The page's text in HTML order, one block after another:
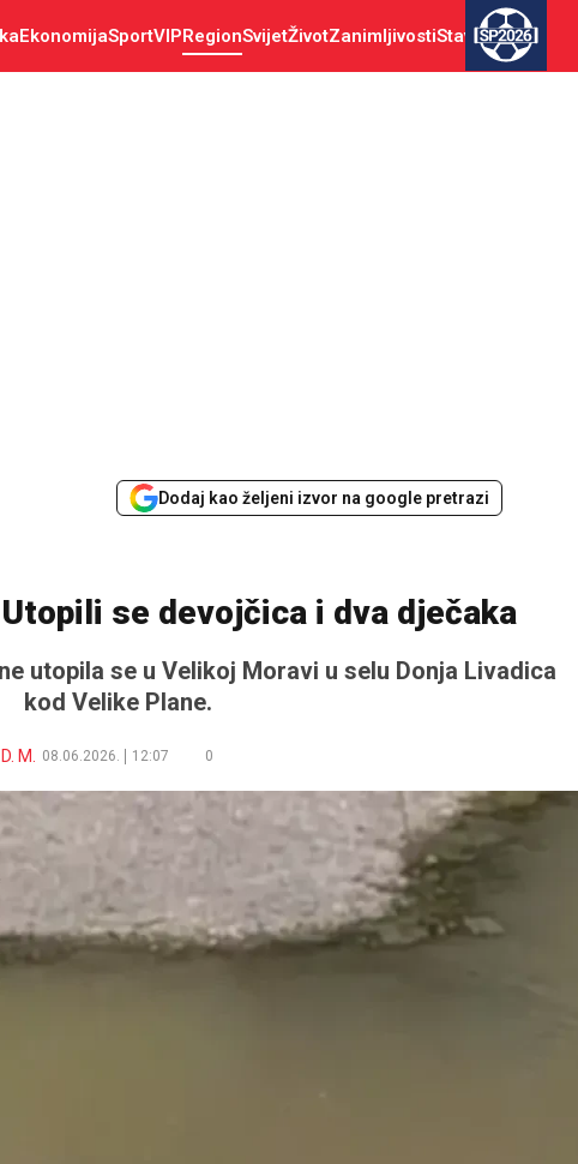
EkonomijaSportVIPRegionSvijetŽivotZanimljivostiStav SP2026
Dodaj kao željeni izvor na google pretrazi
se devojčica i dva dječaka
utopila se u Velikoj Moravi u selu Donja Livadica
kod Velike Plane.
D. M. 08.06.2026. 12:07 0